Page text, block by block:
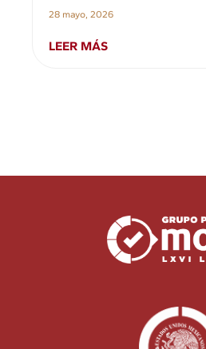
28 mayo, 2026
LEER MÁS